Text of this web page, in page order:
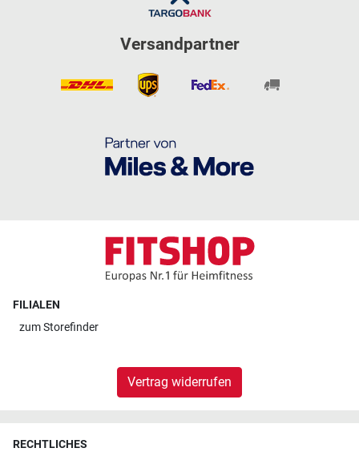
Versandpartner
FILIALEN
zumStorefinder
Vertrag widerrufen
RECHTLICHES